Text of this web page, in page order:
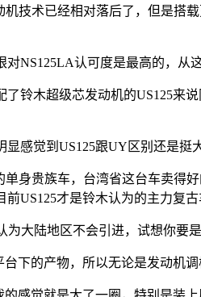
术已经相对落后了，但是搭载
认可度是最高的，从这
木超级芯发动机的US125来
觉到US125跟UY区别还是挺
贵族车，台湾省这台车卖得
US125才是铃木认为的主力复古
陆地区不会引进，试想你要是
的产物，所以无论是发动机调